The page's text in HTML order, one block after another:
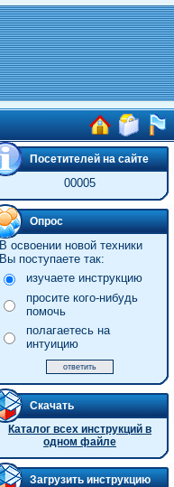
Посетителей на сайте
00005
Опрос
В освоении новой техники
Вы поступаете так:
изучаете инструкцию
просите кого-нибудь
помочь
полагаетесь на
интуицию
Скачать
Каталог всех инструкций в
одном файле
Загрузить инструкцию